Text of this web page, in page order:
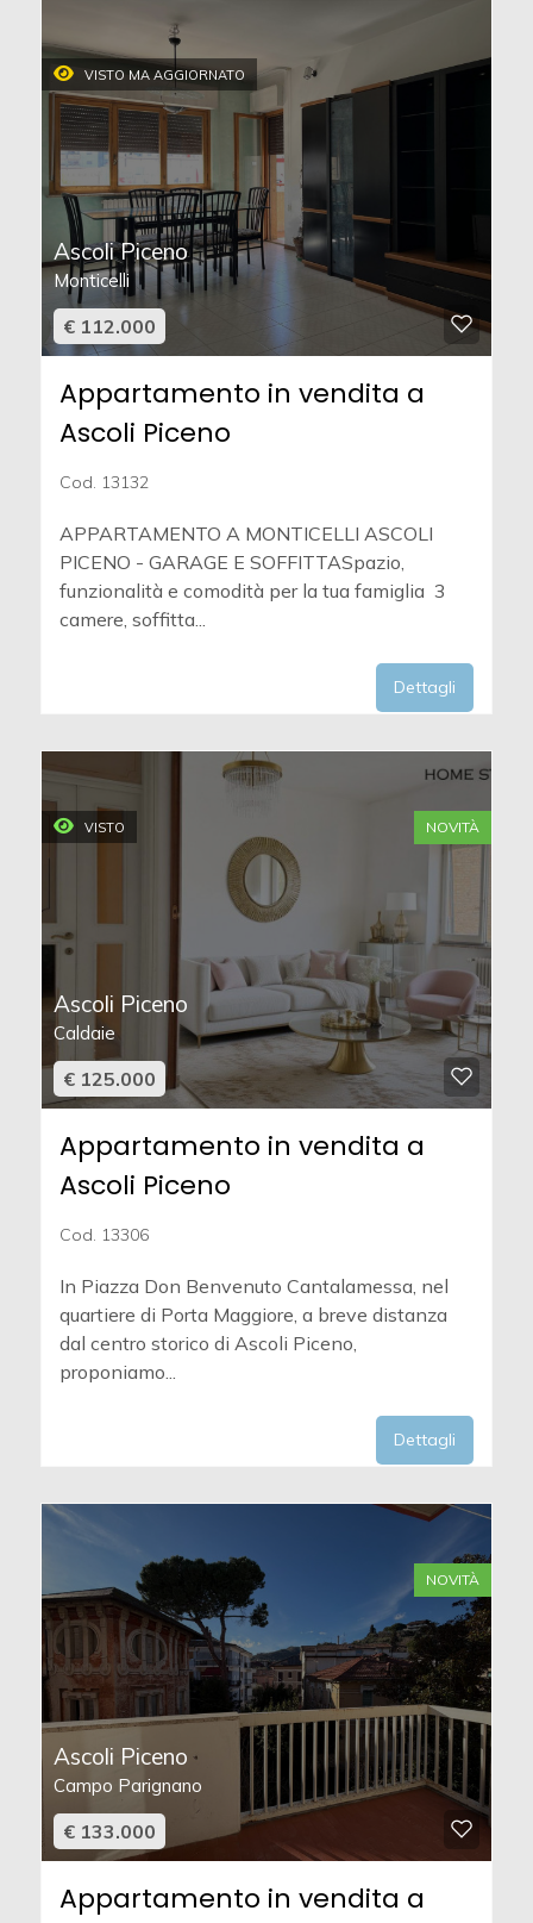
VISTO MA AGGIORNATO
Ascoli Piceno
Monticelli
€ 112.000
Appartamento in vendita a
Ascoli Piceno
Cod. 13132
APPARTAMENTO A MONTICELLI ASCOLI
PICENO - GARAGE E SOFFITTASpazio,
funzionalità e comodità per la tua famiglia  3
camere, soffitta...
Dettagli
VISTO NOVITÀ
Ascoli Piceno
Caldaie
€ 125.000
Appartamento in vendita a
Ascoli Piceno
Cod. 13306
In Piazza Don Benvenuto Cantalamessa, nel
quartiere di Porta Maggiore, a breve distanza
dal centro storico di Ascoli Piceno,
proponiamo...
Dettagli
NOVITÀ
Ascoli Piceno
Campo Parignano
€ 133.000
Appartamento in vendita a